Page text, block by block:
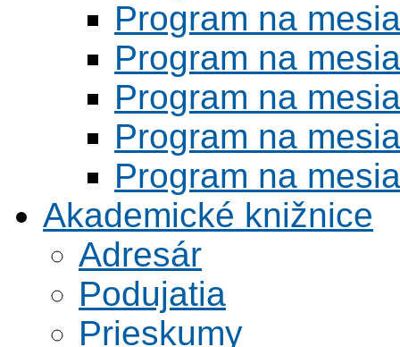
Program na
Program na
Program na
Program na
Program na
Akademické knižnice
Adresár
Podujatia
Prieskumy